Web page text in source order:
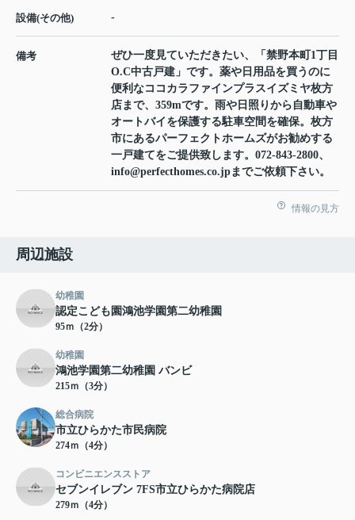
設備(その他) -
備考
ぜひ一度見ていただきたい、「禁野本町1丁目
O.C中古戸建」です。薬や日用品を買うのに
便利なココカラファインプラスイズミヤ枚方
店まで、359mです。雨や日照りから自動車や
オートバイを保護する駐車空間を確保。枚方
市にあるパーフェクトホームズがお勧めする
一戸建てをご提供致します。072-843-2800、
info@perfecthomes.co.jpまでご依頼下さい。
情報の見方
周辺施設
幼稚園
認定こども園鴻池学園第二幼稚園
95ｍ（2分）
幼稚園
鴻池学園第二幼稚園 バンビ
215ｍ（3分）
総合病院
市立ひらかた市民病院
274ｍ（4分）
コンビニエンスストア
セブンイレブン 7FS市立ひらかた病院店
279ｍ（4分）